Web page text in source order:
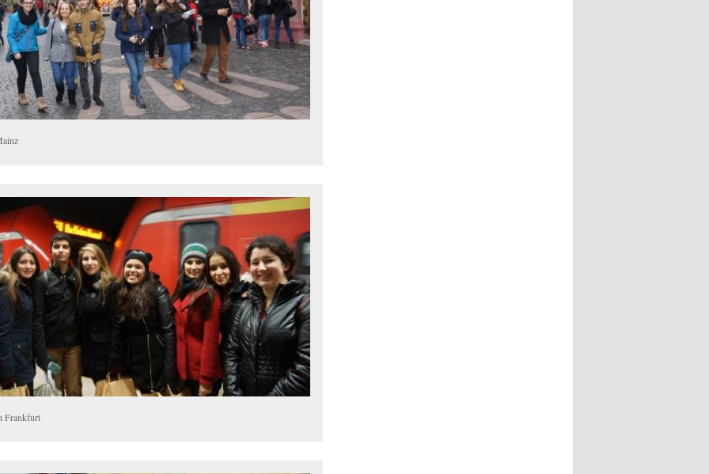
Frankfurt